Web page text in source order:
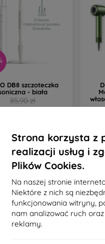
Strona korzysta z
realizacji usług i
Plików Cookies.
Na naszej stronie
Niektóre z nich są
funkcjonowania witryny,
nam analizować ruch
reklamy.
DB8 szczoteczka
- biała
85,90 zł